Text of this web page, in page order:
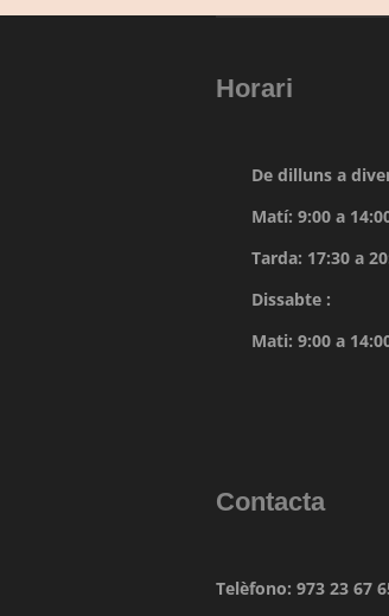
Horari
De dilluns a
Matí: 9:00 a
Tarda: 17:30 a
Dissabte :
Mati: 9:00 a
Contacta
Telèfono: 973 23 67